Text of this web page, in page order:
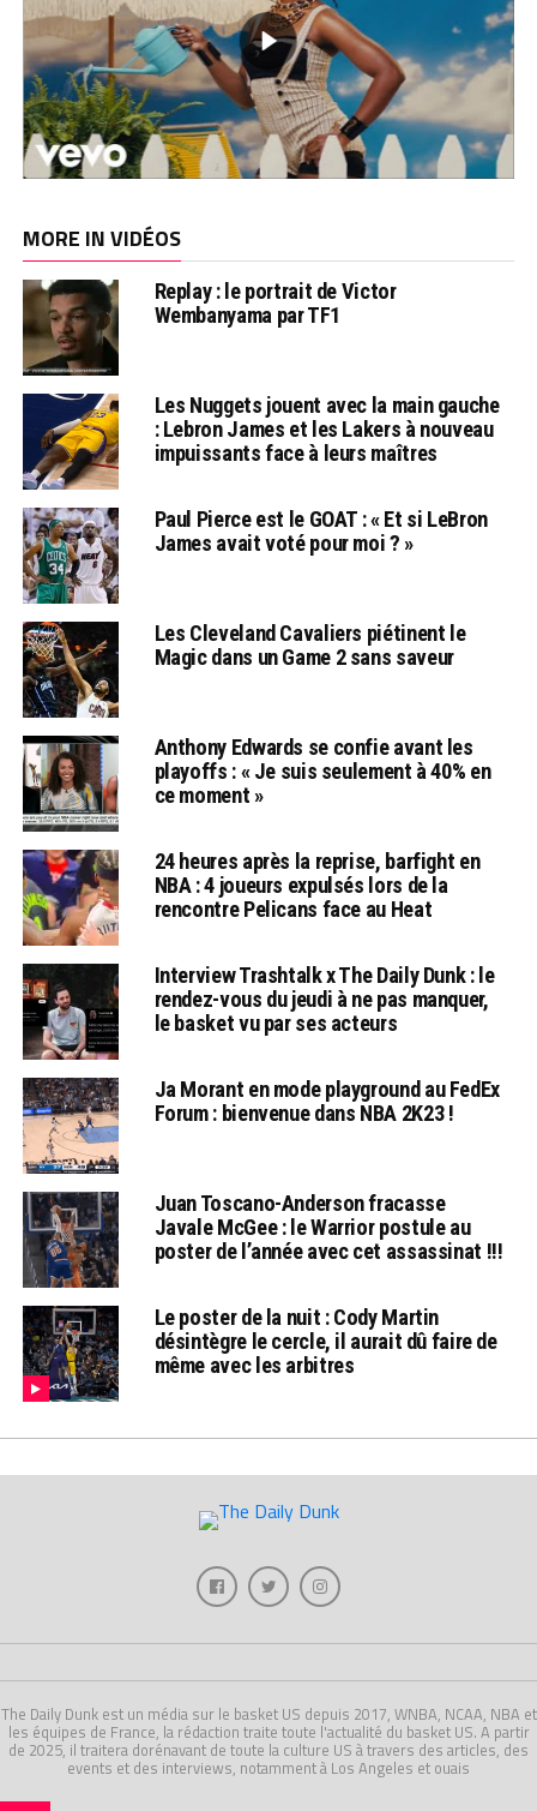
MORE IN VIDÉOS
Replay : le portrait de Victor
Wembanyama par TF1
Les Nuggets jouent avec la main gauche
: Lebron James et les Lakers à nouveau
impuissants face à leurs maîtres
Paul Pierce est le GOAT : « Et si LeBron
James avait voté pour moi ? »
Les Cleveland Cavaliers piétinent le
Magic dans un Game 2 sans saveur
Anthony Edwards se confie avant les
playoffs : « Je suis seulement à 40% en
ce moment »
24 heures après la reprise, barfight en
NBA : 4 joueurs expulsés lors de la
rencontre Pelicans face au Heat
Interview Trashtalk x The Daily Dunk : le
rendez-vous du jeudi à ne pas manquer,
le basket vu par ses acteurs
Ja Morant en mode playground au FedEx
Forum : bienvenue dans NBA 2K23 !
Juan Toscano-Anderson fracasse
Javale McGee : le Warrior postule au
poster de l’année avec cet assassinat !!!
Le poster de la nuit : Cody Martin
désintègre le cercle, il aurait dû faire de
même avec les arbitres
The Daily Dunk est un média sur le basket US depuis 2017, WNBA, NCAA, NBA et
les équipes de France, la rédaction traite toute l'actualité du basket US. A partir
de 2025, il traitera dorénavant de toute la culture US à travers des articles, des
events et des interviews, notamment à Los Angeles et ouais